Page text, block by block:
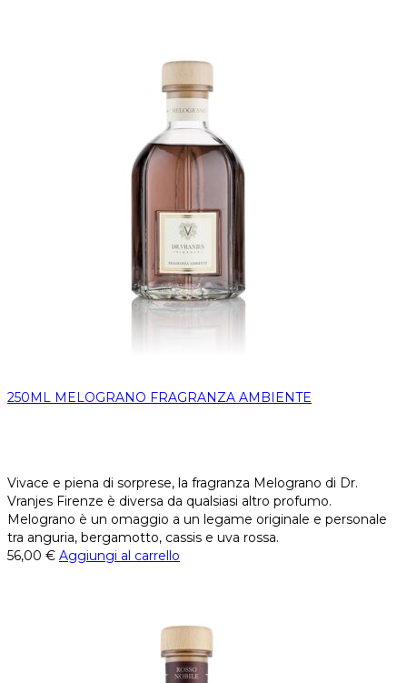
250ML MELOGRANO FRAGRANZA AMBIENTE
Vivace e piena di sorprese, la fragranza Melograno di Dr.
Vranjes Firenze è diversa da qualsiasi altro profumo.
Melograno è un omaggio a un legame originale e personale
tra anguria, bergamotto, cassis e uva rossa.
56,00 € Aggiungi al carrello